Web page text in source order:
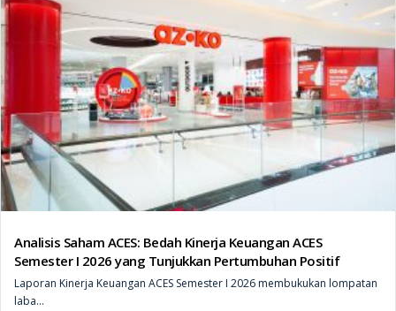
Analisis Saham ACES: Bedah Kinerja Keuangan ACES
Semester I 2026 yang Tunjukkan Pertumbuhan Positif
Laporan Kinerja Keuangan ACES Semester I 2026 membukukan lompatan
laba...